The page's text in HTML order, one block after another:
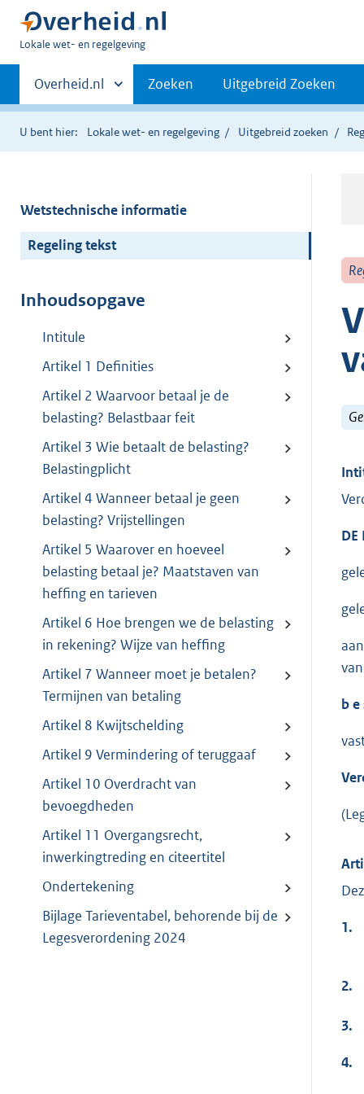
U
hier:
Lokale wet- en regelgeving
Primaire
navigatie
Andere
sites
binnen
Overheid.nl Zoeken Uitgebreid Zoeken
U bent hier: Lokale wet- en regelgeving Uitgebreid zoeken
Wetstechnische informatie
Regeling tekst
Inhoudsopgave
Intitule
Artikel 1 Definities
Artikel 2 Waarvoor betaal je de
belasting? Belastbaar feit
Artikel 3 Wie betaalt de belasting?
Belastingplicht
Artikel 4 Wanneer betaal je geen
belasting? Vrijstellingen
Artikel 5 Waarover en hoeveel
belasting betaal je? Maatstaven van
heffing en tarieven
Artikel 6 Hoe brengen we de belasting
in rekening? Wijze van heffing
Artikel 7 Wanneer moet je betalen?
Termijnen van betaling
Artikel 8 Kwijtschelding
Artikel 9 Vermindering of teruggaaf
Artikel 10 Overdracht van
bevoegdheden
Artikel 11 Overgangsrecht,
inwerkingtreding en citeertitel
Ondertekening
Bijlage Tarieventabel, behorende bij de
Legesverordening 2024
DE
b e
1.
2.
3.
4.